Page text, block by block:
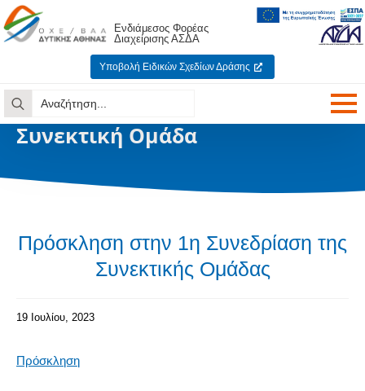
Ενδιάμεσος Φορέας
Διαχείρισης ΑΣΔΑ
Υποβολή Ειδικών Σχεδίων Δράσης
Search
for:
Συνεκτική Ομάδα
Πρόσκληση στην 1η Συνεδρίαση της
Συνεκτικής Ομάδας
19 Ιουλίου, 2023
Πρόσκληση